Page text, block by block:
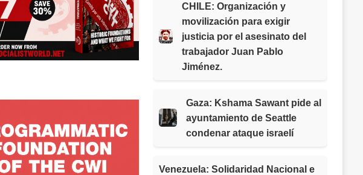
CHILE: Organización y
movilización para exigir
justicia por el asesinato del
trabajador Juan Pablo
Jiménez.
Gaza: Kshama Sawant pide al
ayuntamiento de Seattle
condenar ataque israelí
Venezuela: Solidaridad Nacional e